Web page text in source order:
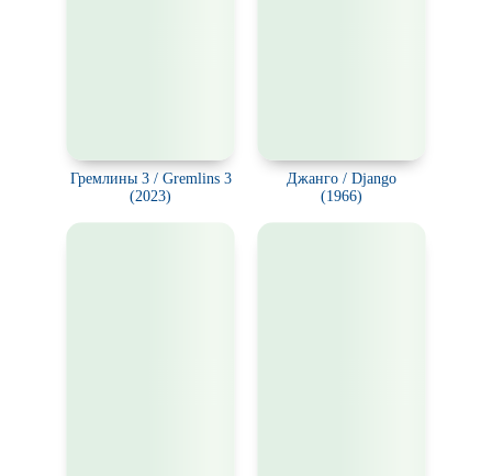
Гремлины 3 / Gremlins 3
(2023)
Джанго / Django
(1966)